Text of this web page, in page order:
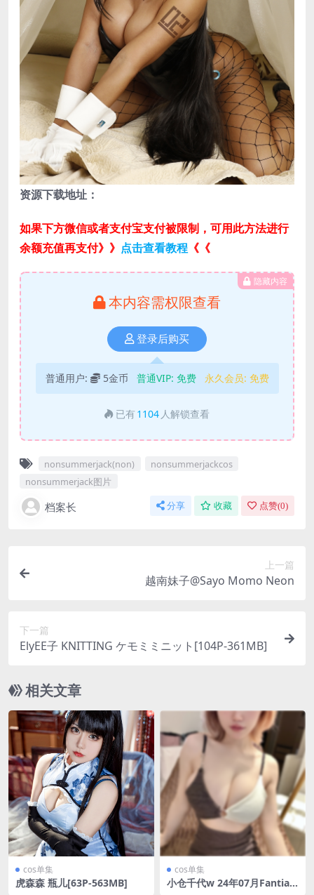
资源下载地址：
如果下方微信或者支付宝支付被限制，可用此方法进行
余额充值再支付》》 点击查看教程 《《
隐藏内容
本内容需权限查看
登录后购买
普通用户: 5金币 普通VIP: 免费 永久会员: 免费
已有 1104 人解锁查看
nonsummerjack(non)
nonsummerjackcos
nonsummerjack图片
档案长 分享 收藏 点赞(0)
上一篇
越南妹子@Sayo Momo Neon
下一篇
ElyEE子 KNITTING ケモミミニット[104P-361MB]
相关文章
cos单集
虎森森 瓶儿[63P-563MB]
cos单集
小仓千代w 24年07月Fantia